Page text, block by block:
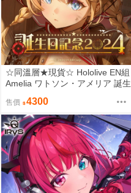
☆同溫層★現貨☆ Hololive EN組
Amelia ワトソン・アメリア 誕生
售價 4300